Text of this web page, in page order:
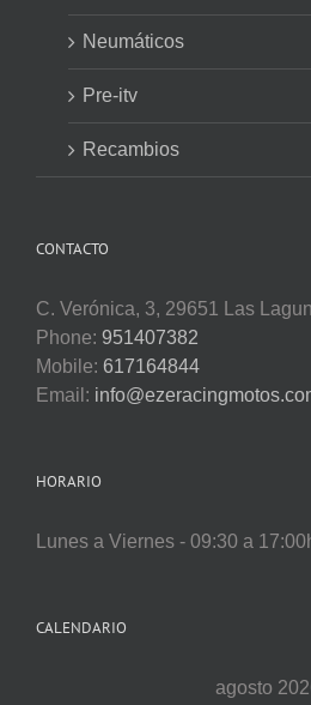
Neumáticos
Pre-itv
Recambios
CONTACTO
C. Verónica, 3, 29651 Las
Phone: 951407382
Mobile: 617164844
Email:
HORARIO
Lunes a Viernes - 09:30 a
CALENDARIO
agosto